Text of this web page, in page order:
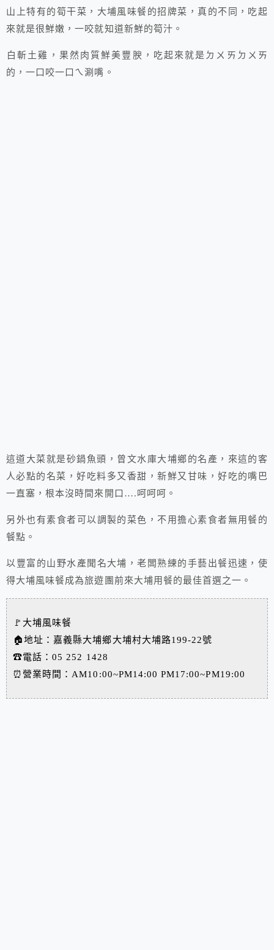
山上特有的筍干菜，大埔風味餐的招牌菜，真的不同，吃起
來就是很鮮嫩，一咬就知道新鮮的筍汁。
白斬土雞，果然肉質鮮美豐腴，吃起來就是ㄉㄨㄞㄉㄨㄞ
的，一口咬一口ㄟ涮嘴。
這道大菜就是砂鍋魚頭，曾文水庫大埔鄉的名產，來這的客
人必點的名菜，好吃料多又香甜，新鮮又甘味，好吃的嘴巴
一直塞，根本沒時間來開口….呵呵呵。
另外也有素食者可以調製的菜色，不用擔心素食者無用餐的
餐點。
以豐富的山野水產聞名大埔，老闆熟練的手藝出餐迅速，使
得大埔風味餐成為旅遊團前來大埔用餐的最佳首選之一。
🚩大埔風味餐
🏠地址：嘉義縣大埔鄉大埔村大埔路199-22號
☎電話：05 252 1428
⏰營業時間：AM10:00~PM14:00 PM17:00~PM19:00